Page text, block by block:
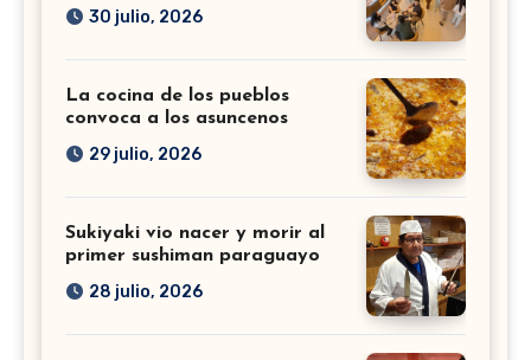
30 julio, 2026
La cocina de los pueblos
convoca a los asuncenos
29 julio, 2026
Sukiyaki vio nacer y morir al
primer sushiman paraguayo
28 julio, 2026